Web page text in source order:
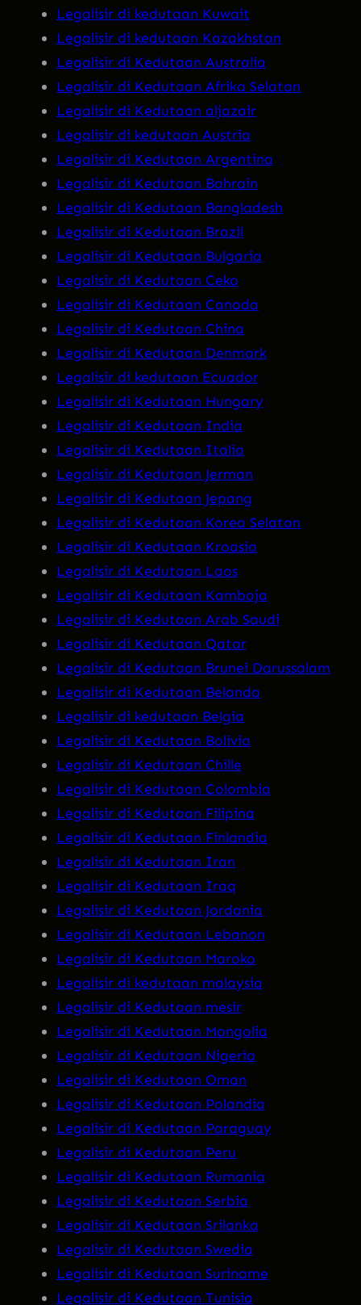
Legalisir di kedutaan Kuwait
Legalisir di kedutaan Kazakhstan
Legalisir di Kedutaan Australia
Legalisir di Kedutaan Afrika Selatan
Legalisir di Kedutaan aljazair
Legalisir di kedutaan Austria
Legalisir di Kedutaan Argentina
Legalisir di Kedutaan Bahrain
Legalisir di Kedutaan Bangladesh
Legalisir di Kedutaan Brazil
Legalisir di Kedutaan Bulgaria
Legalisir di Kedutaan Ceko
Legalisir di Kedutaan Canada
Legalisir di Kedutaan China
Legalisir di Kedutaan Denmark
Legalisir di kedutaan Ecuador
Legalisir di Kedutaan Hungary
Legalisir di Kedutaan India
Legalisir di Kedutaan Italia
Legalisir di Kedutaan Jerman
Legalisir di Kedutaan Jepang
Legalisir di Kedutaan Korea Selatan
Legalisir di Kedutaan Kroasia
Legalisir di Kedutaan Laos
Legalisir di Kedutaan Kamboja
Legalisir di Kedutaan Arab Saudi
Legalisir di Kedutaan Qatar
Legalisir di Kedutaan Brunei Darussalam
Legalisir di Kedutaan Belanda
Legalisir di kedutaan Belgia
Legalisir di Kedutaan Bolivia
Legalisir di Kedutaan Chille
Legalisir di Kedutaan Colombia
Legalisir di Kedutaan Filipina
Legalisir di Kedutaan Finlandia
Legalisir di Kedutaan Iran
Legalisir di Kedutaan Iraq
Legalisir di Kedutaan Jordania
Legalisir di Kedutaan Lebanon
Legalisir di Kedutaan Maroko
Legalisir di kedutaan malaysia
Legalisir di Kedutaan mesir
Legalisir di Kedutaan Mongolia
Legalisir di Kedutaan Nigeria
Legalisir di Kedutaan Oman
Legalisir di Kedutaan Polandia
Legalisir di Kedutaan Paraguay
Legalisir di Kedutaan Peru
Legalisir di Kedutaan Rumania
Legalisir di Kedutaan Serbia
Legalisir di Kedutaan Srilanka
Legalisir di Kedutaan Swedia
Legalisir di Kedutaan Suriname
Legalisir di Kedutaan Tunisia